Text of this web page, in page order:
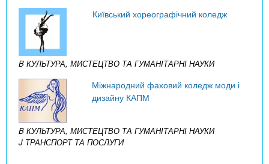
Київський хореографічний коледж
B КУЛЬТУРА, МИСТЕЦТВО ТА ГУМАНІТАРНІ НАУКИ
Міжнародний фаховий коледж моди і
дизайну КАПМ
B КУЛЬТУРА, МИСТЕЦТВО ТА ГУМАНІТАРНІ НАУКИ
J ТРАНСПОРТ ТА ПОСЛУГИ